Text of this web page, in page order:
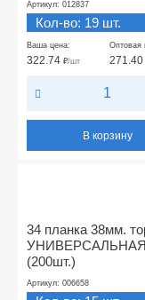
Артикул: 012837
Кол-во: 19 шт.
Ваша цена:
322.74 ₽/шт
Оптовая
В корзину
34 планка 38мм.
УНИВЕРСАЛЬНАЯ
(200шт.)
Артикул: 006658